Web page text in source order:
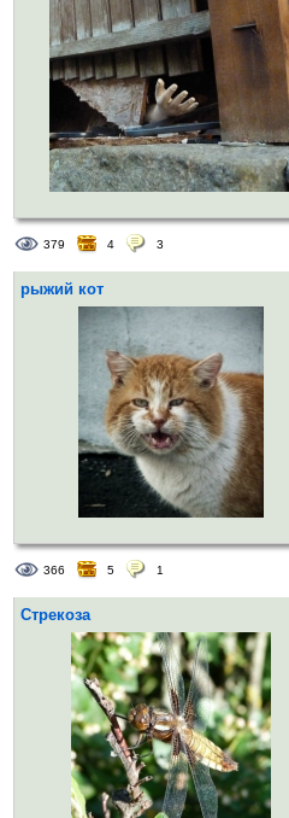
379 4 3
рыжий кот
366 5 1
Стрекоза